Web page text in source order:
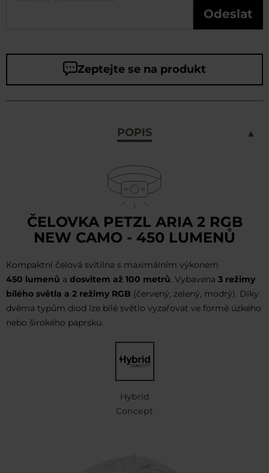
Odeslat
Zeptejte se na produkt
POPIS
ČELOVKA PETZL ARIA 2 RGB
NEW CAMO - 450 LUMENŮ
Kompaktní čelová svítilna s maximálním výkonem
450 lumenů a dosvitem až 100 metrů. Vybavena 3 režimy
bílého světla a 2 režimy RGB (červený, zelený, modrý). Díky
dvěma typům diod lze bílé světlo vyzařovat ve formě úzkého
nebo širokého paprsku.
Hybrid
Concept